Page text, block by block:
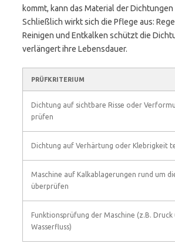
kommt, kann das Material der
Schließlich wirkt sich die Pflege aus:
Reinigen und Entkalken schützt die
verlängert ihre Lebensdauer.
PRÜFKRITERIUM
Dichtung auf sichtbare Risse oder
prüfen
Dichtung auf Verhärtung oder Klebrigkeit
Maschine auf Kalkablagerungen rund um
überprüfen
Funktionsprüfung der Maschine (z.B. Druck
Wasserfluss)